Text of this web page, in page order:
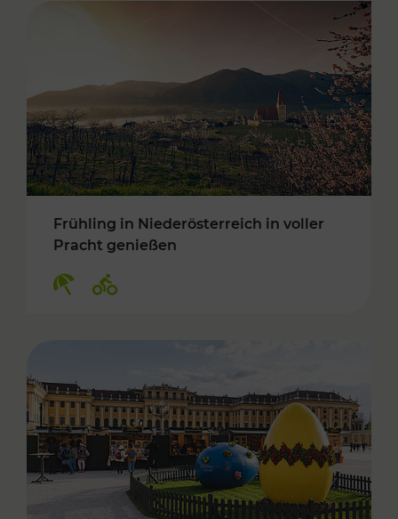
Frühling in Niederösterreich in voller
Pracht genießen